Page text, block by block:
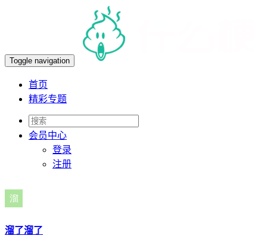
Toggle navigation
首页
精彩专题
会员中心
登录
注册
溜了溜了